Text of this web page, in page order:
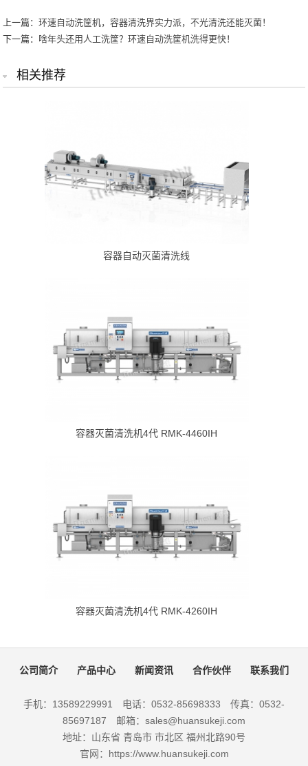
上一篇：环速自动洗筐机，容器清洗界实力派，不光清洗还能灭菌！
下一篇： 啥年头还用人工洗筐？环速自动洗筐机洗得更快！
相关推荐
容器自动灭菌清洗线
容器灭菌清洗机4代 RMK-4460IH
容器灭菌清洗机4代 RMK-4260IH
公司简介 产品中心 新闻资讯 合作伙伴 联系我们
手机：13589229991 电话：0532-85698333 传真：0532-
85697187 邮箱：sales@huansukeji.com
地址：山东省 青岛市 市北区 福州北路90号
官网：https://www.huansukeji.com